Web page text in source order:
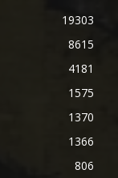
19303
8615
4181
1575
1370
1366
806